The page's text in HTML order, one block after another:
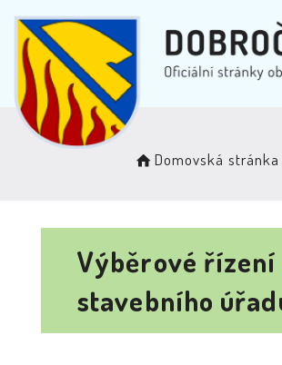
Domovská stránka
Výběrové
stavebního